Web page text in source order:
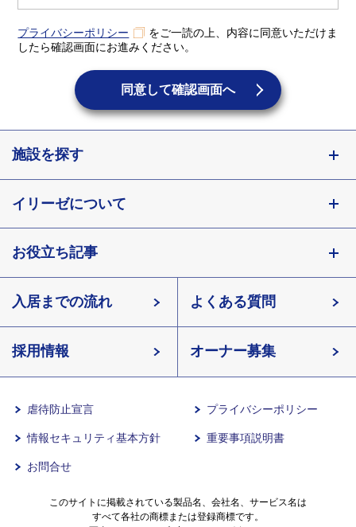
プライバシーポリシー
をご一読の上、内容に同意いただけま
したら確認画面にお進みください。
同意して確認画面へ
施設を探す
東京都
埼玉県
北海道 宮城県
長野県 愛知県
滋賀県 兵庫県
イリーゼについて
会社概要
有料老人ホームイリーゼとは
イリーゼが選ばれる理由
一日の流れ
お役立ち記事
知っておきたい介護の知識
介護用語をわかりやすく説明
有料老人ホームとは
有料老人ホームを選ぶ時のポイント
入居までの流れ よくある質問
採用情報 オーナー募集
虐待防止宣言 プライバシーポリシー
情報セキュリティ基本方針 重要事項説明書
お問合せ
このサイトに掲載されている製品名、会社名、サービス名は
すべて各社の商標または登録商標です。